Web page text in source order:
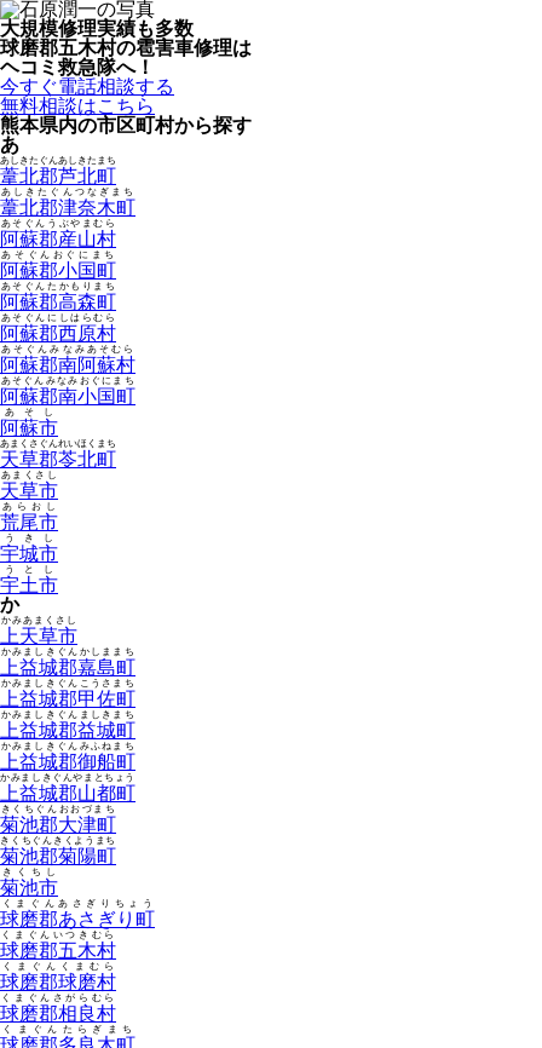
大規模修理実績も多数
球磨郡五木村の雹害車修理は
ヘコミ救急隊へ！
今すぐ電話相談する
無料相談はこちら
熊本県内の市区町村から探す
あ
葦北郡芦北町
あしきたぐんあしきたまち
葦北郡津奈木町
あしきたぐんつなぎまち
阿蘇郡産山村
あそぐんうぶやまむら
阿蘇郡小国町
あそぐんおぐにまち
阿蘇郡高森町
あそぐんたかもりまち
阿蘇郡西原村
あそぐんにしはらむら
阿蘇郡南阿蘇村
あそぐんみなみあそむら
阿蘇郡南小国町
あそぐんみなみおぐにまち
阿蘇市
あそし
天草郡苓北町
あまくさぐんれいほくまち
天草市
あまくさし
荒尾市
あらおし
宇城市
うきし
宇土市
うとし
か
上天草市
かみあまくさし
上益城郡嘉島町
かみましきぐんかしままち
上益城郡甲佐町
かみましきぐんこうさまち
上益城郡益城町
かみましきぐんましきまち
上益城郡御船町
かみましきぐんみふねまち
上益城郡山都町
かみましきぐんやまとちょう
菊池郡大津町
きくちぐんおおづまち
菊池郡菊陽町
きくちぐんきくようまち
菊池市
きくちし
球磨郡あさぎり町
くまぐんあさぎりちょう
球磨郡五木村
くまぐんいつきむら
球磨郡球磨村
くまぐんくまむら
球磨郡相良村
くまぐんさがらむら
くまぐんたらぎまち